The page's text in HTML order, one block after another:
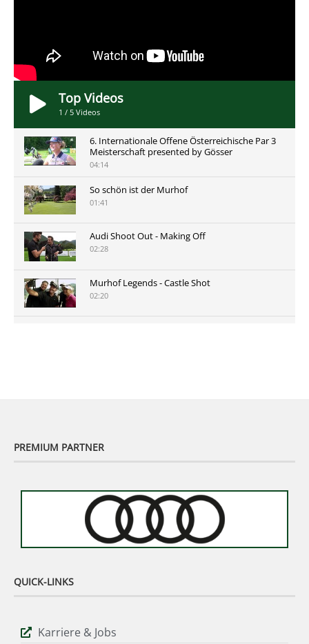
Top Videos
1 / 5 Videos
6. Internationale Offene Österreichische Par 3
Meisterschaft presented by Gösser
04:14
So schön ist der Murhof
01:41
Audi Shoot Out - Making Off
02:28
Murhof Legends - Castle Shot
02:20
PREMIUM PARTNER
QUICK-LINKS
Karriere & Jobs